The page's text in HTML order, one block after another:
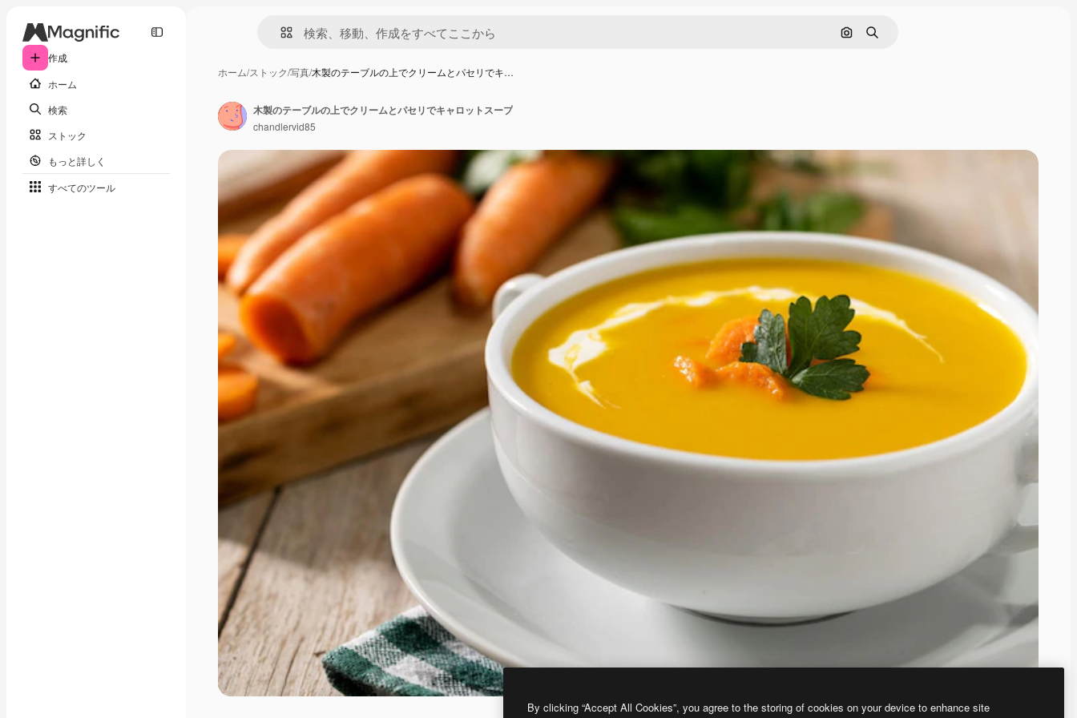
作成
ホーム
検索
ストック
もっと詳しく
すべてのツール
画像で検索
検索
ホーム/ストック/写真/木製のテーブルの上でクリームとパセリでキ…
木製のテーブルの上でクリームとパセリでキャロットスープ
chandlervid85
By clicking “Accept All Cookies”, you agree to the storing of cookies on your device to enhance site